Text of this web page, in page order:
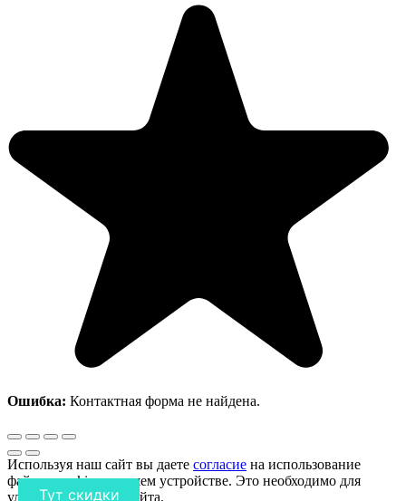
Тут скидки
Ошибка: Контактная форма не найдена.
Используя наш сайт вы даете согласие на использование
файлов cookie на вашем устройстве. Это необходимо для
улучшения работы сайта.